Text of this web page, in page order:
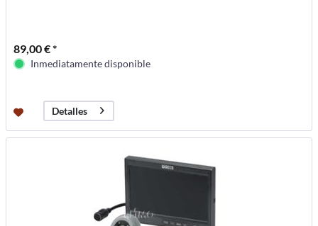
89,00 € *
Inmediatamente disponible
Detalles